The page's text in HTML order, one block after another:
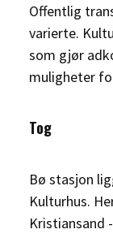
Offentlig
varierte.
som gjør
muligheter
Tog
Bø stasjon
Kulturhus.
Kristiansand